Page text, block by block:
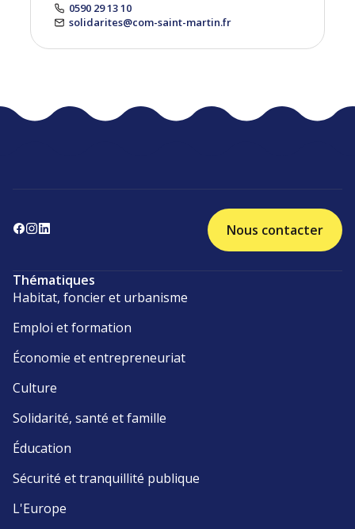
0590 29 13 10
solidarites@com-saint-martin.fr
Nous contacter
Thématiques
Habitat, foncier et urbanisme
Emploi et formation
Économie et entrepreneuriat
Culture
Solidarité, santé et famille
Éducation
Sécurité et tranquillité publique
L'Europe